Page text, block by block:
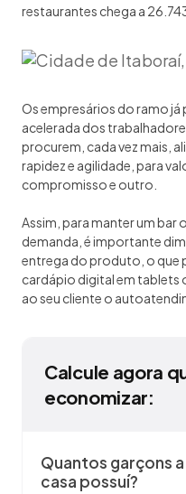
restaurantes chega a
Os empresários do ramo já
acelerada dos
procurem, cada vez mais,
rapidez e agilidade, para
compromisso e outro.
Assim, para manter um bar
demanda, é importante
entrega do produto, o que
cardápio digital em
ao seu cliente o
Calcule agora
economizar:
Quantos garçons a
casa possuí?